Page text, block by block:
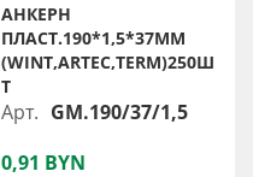
АНКЕРН
ПЛАСТ.190*1,5*37ММ
(WINT,ARTEC,TERM)250Ш
Т
Арт. GM.190/37/1,5
0,91 BYN